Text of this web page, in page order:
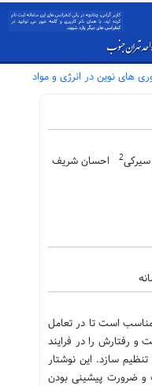
های نوین در انرژی و مواد
2
احسان شریف
مناسب است تا در تعامل
و رفتارش را در فرایند
سازد. این نوشتار
و ضرورت پیشینی بودن